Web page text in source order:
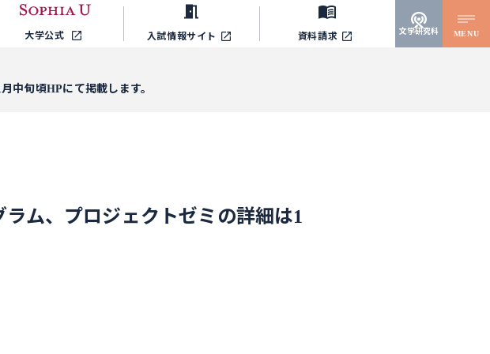
大学公式 入試情報サイト 資料請求 文学研究科 MENU
中旬頃HPにて掲載します。
ム、プロジェクトゼミの詳細は1